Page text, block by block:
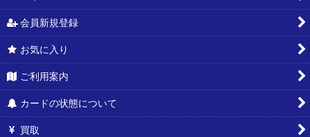
会員新規登録
お気に入り
ご利用案内
カードの状態について
買取